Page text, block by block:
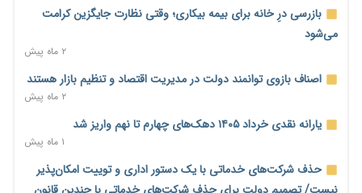
پیش‌بینی افزایش تولید برنج؛ نیاز وارداتی کشور به ۵۰۰ هزار تن
کاهش می‌یابد
۲ روز پیش
امضای تفاهم‌نامه تجاری ایران و پاکستان؛ هدف‌گذاری تجارت ۱۰
اختیارات جدید گمرکات برای تمدید ورود موقت کالا و خودرو تا
پایان شهریور ابلاغ شد
۲ روز پیش
بازرسی درِ خانه برای بیمه بیکاری؛ وقتی نظارت جایگزین کرامت
می‌شود
۲ ماه پیش
اصناف بازوی توانمند دولت در مدیریت اقتصاد و تنظیم بازار هستند
۲ ماه پیش
یارانه نقدی خرداد ۱۴۰۵ دهک‌های چهارم تا نهم واریز شد
۱ ماه پیش
حذف شرکت‌های خدماتی با یک دستور اداری و توییت امکان‌پذیر